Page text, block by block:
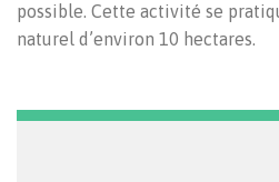
possible. Cette activité se
naturel d’environ 10 hectares.